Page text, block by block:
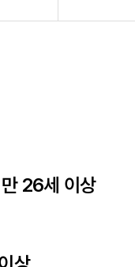
만 26세 이상